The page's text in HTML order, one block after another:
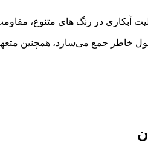
آبکاری در رنگ های متنوع،
خاطر جمع می‌سازد، همچنین